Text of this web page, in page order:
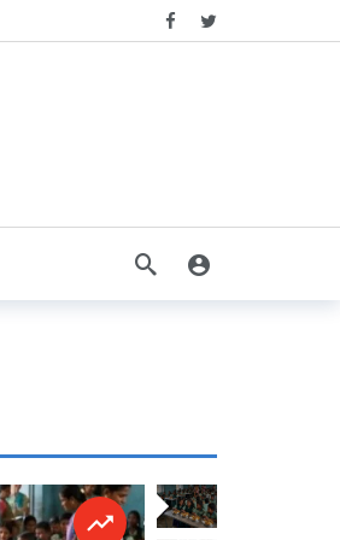
राष्ट्रीय